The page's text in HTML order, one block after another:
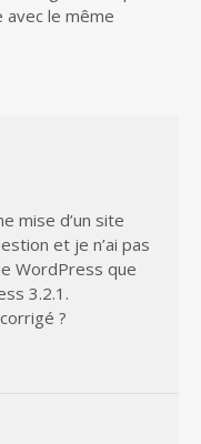
avec le même
mise d’un site
et je n’ai pas
WordPress que
3.2.1.
?